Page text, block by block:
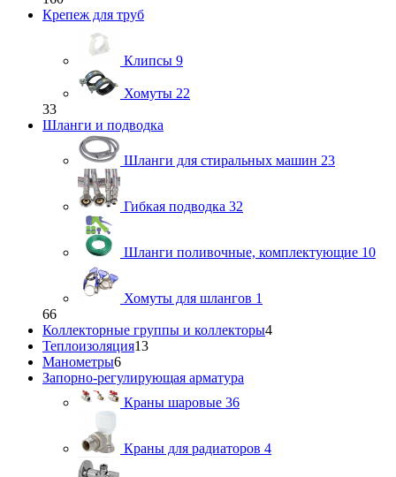
Крепеж для труб
Клипсы 9
Хомуты 22
33
Шланги и подводка
Шланги для стиральных машин 23
Гибкая подводка 32
Шланги поливочные, комплектующие 10
Хомуты для шлангов 1
66
Коллекторные группы и коллекторы4
Теплоизоляция13
Манометры6
Запорно-регулирующая арматура
Краны шаровые 36
Краны для радиаторов 4